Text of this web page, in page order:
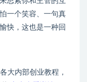
一个笑容、一句真
快，这也是一种回
大内部创业教程，